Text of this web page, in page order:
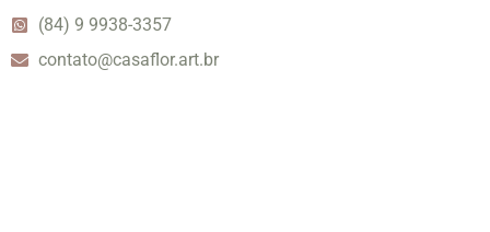
(84) 9 9938-3357
contato@casaflor.art.br